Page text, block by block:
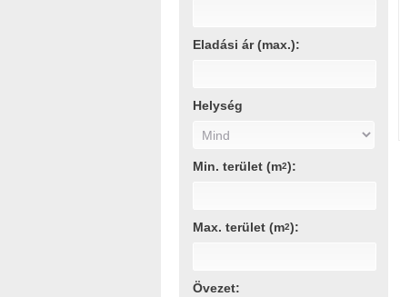
Eladási ár (max.):
Helység
Min. terület (m2):
Max. terület (m2):
Övezet: